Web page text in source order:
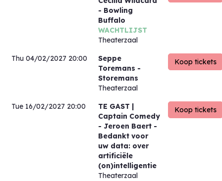
- Bowling
Buffalo
WACHTLIJST
Theaterzaal
Thu 04/02/2027 20:00
Seppe
Toremans -
Storemans
Theaterzaal
Tue 16/02/2027 20:00
TE GAST |
Captain Comedy
- Jeroen Baert -
Bedankt voor
uw data: over
artificiële
(on)intelligentie
Theaterzaal